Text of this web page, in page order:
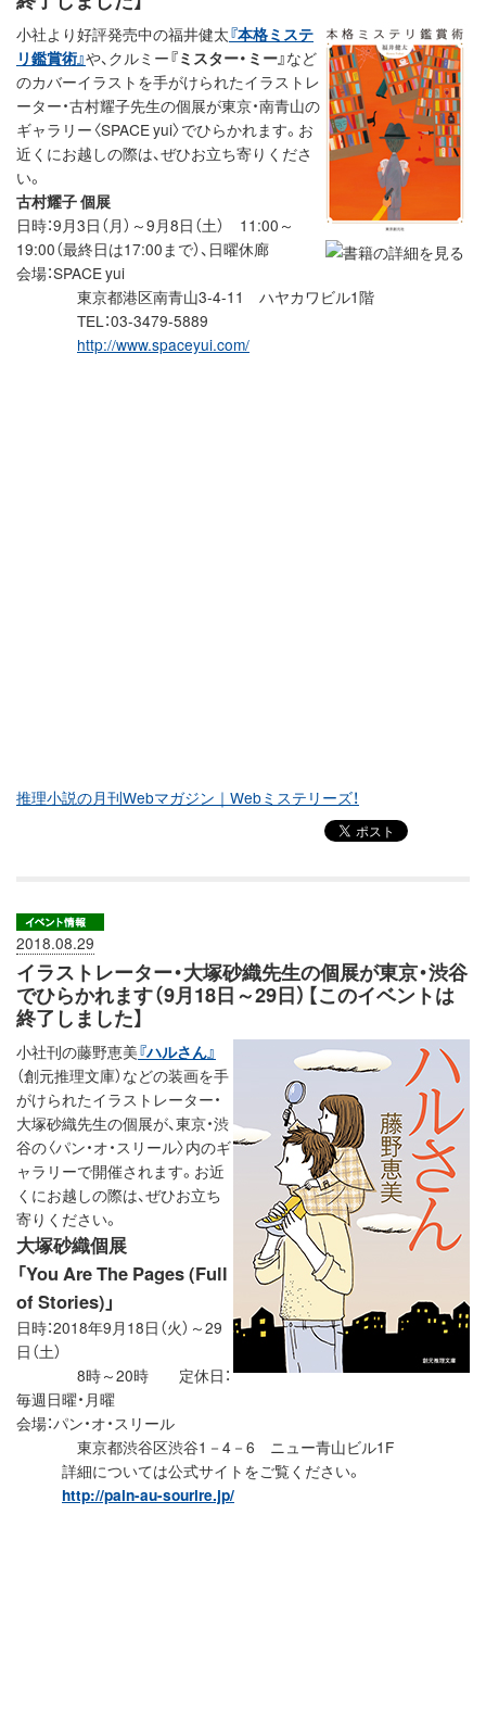
小社より好評発売中の福井健太『本格ミステ
リ鑑賞術』や、クルミー『ミスター・ミー』など
のカバーイラストを手がけられたイラストレ
ーター・古村耀子先生の個展が東京・南青山の
ギャラリー〈SPACE yui〉でひらかれます。お
近くにお越しの際は、ぜひお立ち寄りくださ
い。
古村耀子 個展
日時：9月3日（月）～9月8日（土） 11:00～
19:00（最終日は17:00まで）、日曜休廊
会場：SPACE yui
東京都港区南青山3-4-11 ハヤカワビル1階
TEL：03-3479-5889
http://www.spaceyui.com/
推理小説の月刊Webマガジン｜Webミステリーズ！
2018.08.29
イラストレーター・大塚砂織先生の個展が東京・渋谷
でひらかれます（9月18日～29日）【このイベントは
終了しました】
小社刊の藤野恵美『ハルさん』
（創元推理文庫）などの装画を手
がけられたイラストレーター・
大塚砂織先生の個展が、東京・渋
谷の〈パン・オ・スリール〉内のギ
ャラリーで開催されます。お近
くにお越しの際は、ぜひお立ち
寄りください。
大塚砂織個展
「You Are The Pages (Full
of Stories)」
日時：2018年9月18日（火）～29
日（土）
8時～20時 定休日：
毎週日曜・月曜
会場：パン・オ・スリール
東京都渋谷区渋谷1－4－6 ニュー青山ビル1F
詳細については公式サイトをご覧ください。
http://pain-au-sourire.jp/